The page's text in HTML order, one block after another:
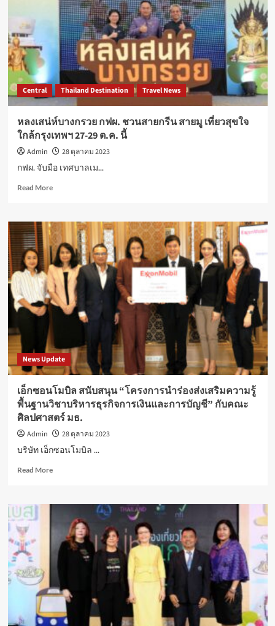
แห่ง
ความ
สุข
รูป
แบบ
ฮาโลวีน
ไนท์
เดียว
31
ต.ค.นี้
Central Thailand Destination Travel News
หลงเสน่ห์บางกรวย กฟผ. ชวนสายกรีน สายมู เที่ยวสุขใจ
ใกล้กรุงเทพฯ 27-29 ต.ค. นี้
Admin
28 ตุลาคม 2023
กฟผ. จับมือ เทศบาลเม...
Read MoreRead
หลง
เสน่ห์
บางกรวย
กฟผ.
ชวน
สา
ยก
รีน
สุขใจ
ใกล้
กรุงเทพฯ
27-
29
ต.ค.
นี้
News Update
เอ็กซอนโมบิล สนับสนุน “โครงการนำร่องส่งเสริมความรู้
พื้นฐานวิชาบริหารธุรกิจการเงินและการบัญชี” กับคณะ
ศิลปศาสตร์ มธ.
Admin
28 ตุลาคม 2023
บริษัท เอ็กซอนโมบิล ...
Read MoreRead
เอ็ก
โมบิล
สนับสนุน
“โครงการ
นำร่อง
เสริม
ความ
พื้น